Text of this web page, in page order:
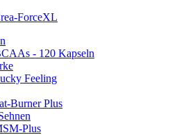
ForceXL
- 120 Kapseln
Feeling
Burner Plus
Plus